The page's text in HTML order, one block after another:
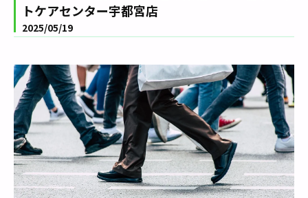
トケアセンター宇都宮店
2025/05/19